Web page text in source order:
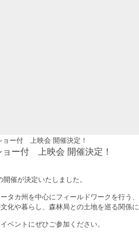
ョー付 上映会 開催決定！
ー付 上映会 開催決定！
催が決定いたしました。
タカ州を中心にフィールドワークを行
や暮らし、森林局との土地を巡る関係
ベントにぜひご参加ください。